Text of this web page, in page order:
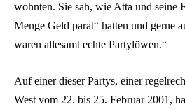
wohnten. Sie sah, wie Atta und seine
Menge Geld parat“ hatten und gerne
waren allesamt echte Partylöwen.“
Auf einer dieser Partys, einer
West vom 22. bis 25. Februar 2001,